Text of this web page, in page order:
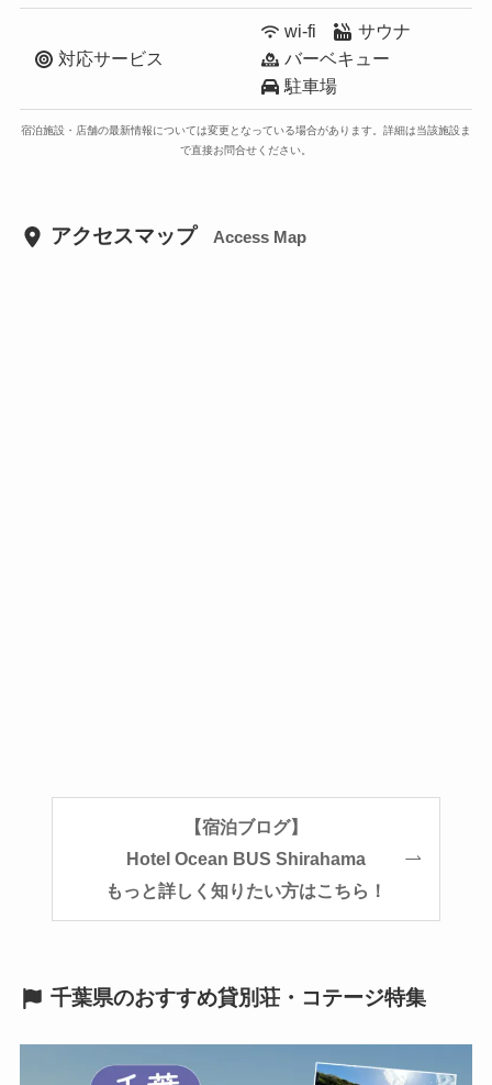
対応サービス
wi-fi
サウナ
バーベキュー
駐車場
宿泊施設・店舗の最新情報については変更となっている場合があります。詳細は当該施設ま
で直接お問合せください。
アクセスマップ Access Map
【宿泊ブログ】
Hotel Ocean BUS Shirahama
もっと詳しく知りたい方はこちら！
千葉県のおすすめ貸別荘・コテージ特集